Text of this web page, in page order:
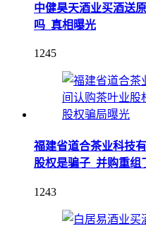
中健昊天酒业买酒送
吗_真相曝光
1245
福建省道合茶业科技
股权是骗子_并购重组
1243